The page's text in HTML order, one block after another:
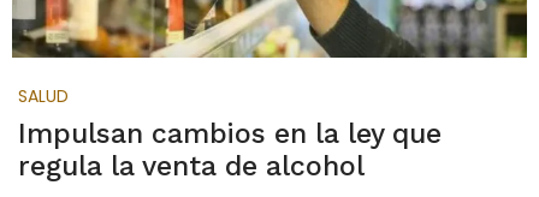
SALUD
Impulsan cambios en la ley que
regula la venta de alcohol